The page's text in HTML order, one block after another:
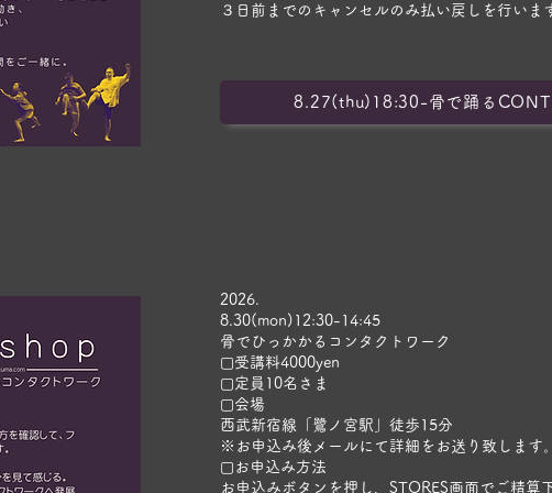
３日前までのキャンセルのみ払い戻しを行いま
8.27(thu)18:30-骨で踊る
​2026.
8.30(mon)12:30-14:45
骨でひっかかるコンタクトワーク
▢受講料4000yen
▢定員10名さま
▢会場
西武新宿線「鷺ノ宮駅」徒歩15分
​※お申込み後メールにて詳細をお送り致します。
▢お申込み方法
お申込みボタンを押し、STORES画面でご精算